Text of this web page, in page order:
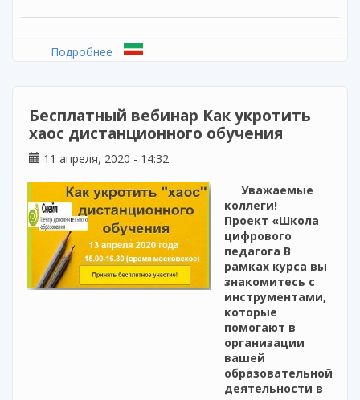
Подробнее о Национальная электронная библиотека
Бесплатный вебинар Как укротить
хаос дистанционного обучения
11 апреля, 2020 - 14:32
Уважаемые
коллеги!
Проект «Школа
цифрового
педагога В
рамках курса вы
знакомитесь с
инструментами,
которые
помогают в
организации
вашей
образовательной
деятельности в